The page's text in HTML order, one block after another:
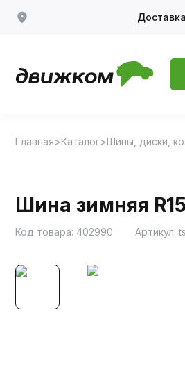
Главная Каталог Шины, диски,
Шина зимняя
Код товара: 402990 Артикул: